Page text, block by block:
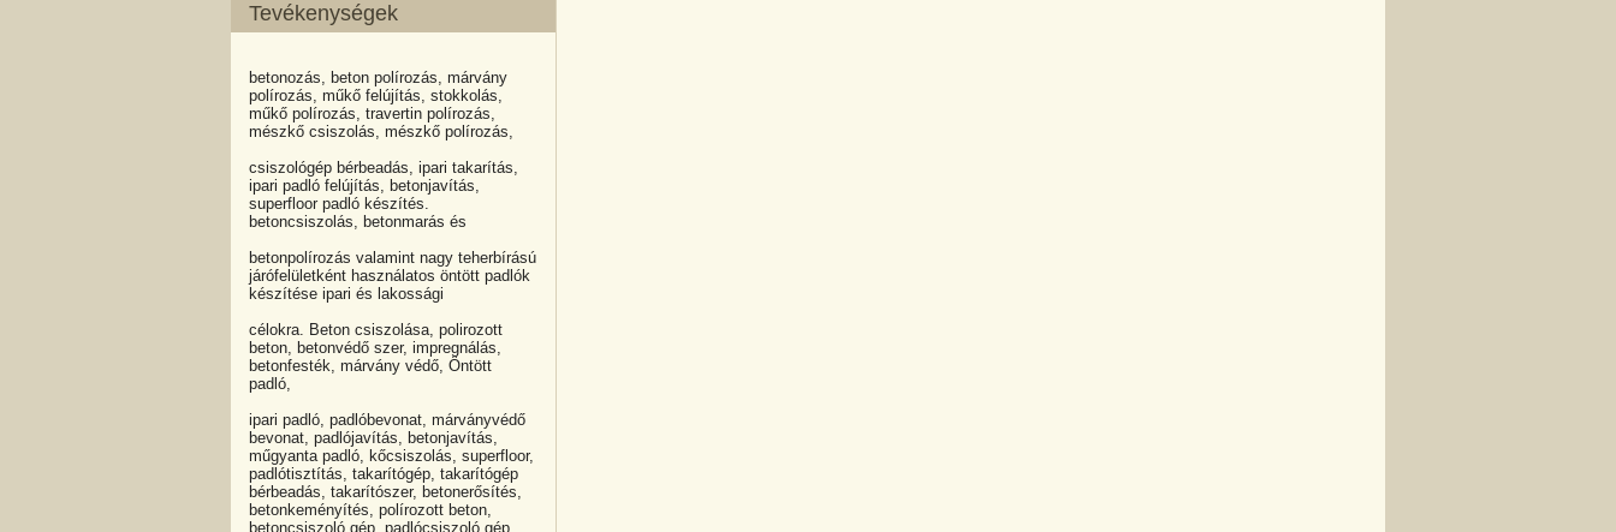
Tevékenységek
betonozás, beton polírozás, márvány
polírozás, műkő felújítás, stokkolás,
műkő polírozás, travertin polírozás,
mészkő csiszolás, mészkő polírozás,
csiszológép bérbeadás, ipari takarítás,
ipari padló felújítás, betonjavítás,
superfloor padló készítés.
betoncsiszolás, betonmarás és
betonpolírozás valamint nagy teherbírású
járófelületként használatos öntött padlók
készítése ipari és lakossági
célokra. Beton csiszolása, polirozott
beton, betonvédő szer, impregnálás,
betonfesték, márvány védő, Öntött
padló,
ipari padló, padlóbevonat, márványvédő
bevonat, padlójavítás, betonjavítás,
műgyanta padló, kőcsiszolás, superfloor,
padlótisztítás, takarítógép, takarítógép
bérbeadás, takarítószer, betonerősítés,
betonkeményítés, polírozott beton,
betoncsiszoló gép, padlócsiszoló gép